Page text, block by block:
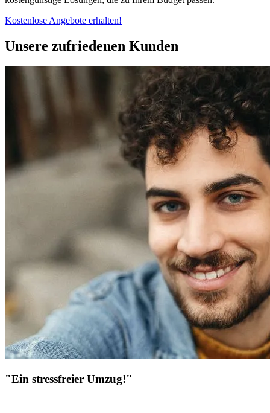
Kostenlose Angebote erhalten!
Unsere zufriedenen Kunden
"Ein stressfreier Umzug!"